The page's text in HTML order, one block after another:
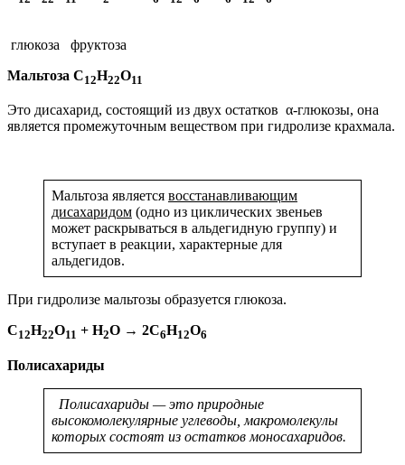
глюкоза фруктоза
Мальтоза C12H22O11
Это дисахарид, состоящий из двух остатков α-глюкозы, она
является промежуточным веществом при гидролизе крахмала.
Мальтоза является восстанавливающим
дисахаридом (одно из циклических звеньев
может раскрываться в альдегидную группу) и
вступает в реакции, характерные для
альдегидов.
При гидролизе мальтозы образуется глюкоза.
C12H22O11 + H2O → 2C6H12O6
Полисахариды
Полисахариды — это природные
высокомолекулярные углеводы, макромолекулы
которых состоят из остатков моносахаридов.